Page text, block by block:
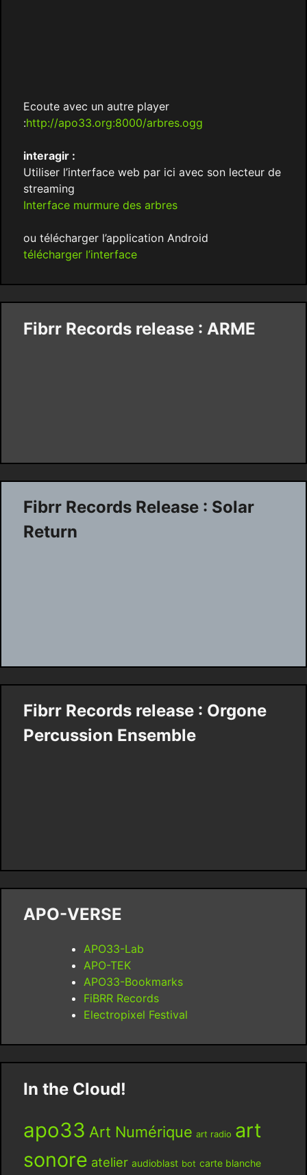
Ecoute avec un autre player
:http://apo33.org:8000/arbres.ogg
interagir :
Utiliser l’interface web par ici avec son lecteur de
streaming
Interface murmure des arbres
ou télécharger l’application Android
télécharger l’interface
Fibrr Records release : ARME
Fibrr Records Release : Solar
Return
Fibrr Records release : Orgone
Percussion Ensemble
APO-VERSE
APO33-Lab
APO-TEK
APO33-Bookmarks
FiBRR Records
Electropixel Festival
In the Cloud!
apo33 Art Numérique art radio art
sonore atelier audioblast bot carte blanche